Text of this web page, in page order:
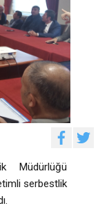
Müdürlüğü
serbestlik